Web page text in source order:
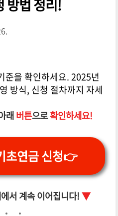
방법 정리!
준을 확인하세요. 2025년
방식, 신청 절차까지 자세
래버튼으로확인하세요!
초연금 신청👉
서 계속 이어집니다! ▼